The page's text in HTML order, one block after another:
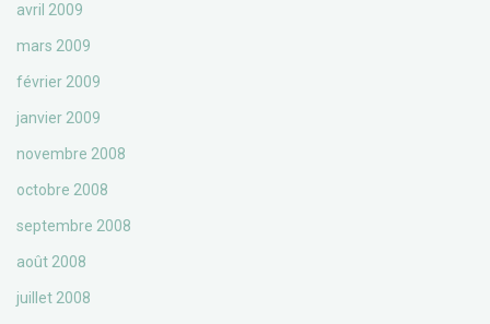
avril 2009
mars 2009
février 2009
janvier 2009
novembre 2008
octobre 2008
septembre 2008
août 2008
juillet 2008